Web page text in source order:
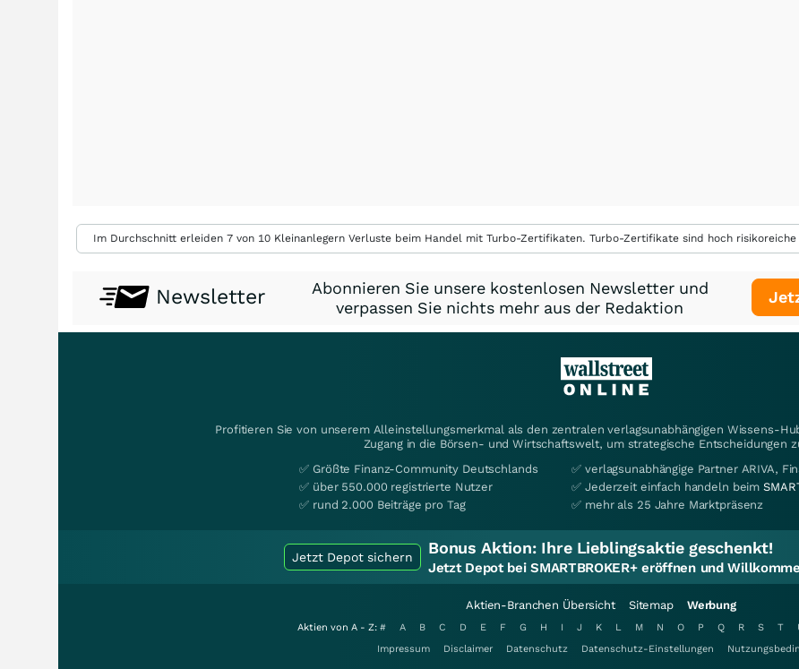
Im Durchschnitt erleiden 7 von 10 Kleinanlegern Verluste beim Handel mit Turbo-Zertifikaten. Turbo-Zertifikate sind hoch
Newsletter
Abonnieren Sie unsere kostenlosen Newsletter und
verpassen Sie nichts mehr aus der Redaktion
Profitieren Sie von unserem Alleinstellungsmerkmal als den zentralen verlagsunabhängigen Wissens-
Zugang in die Börsen- und Wirtschaftswelt, um strategische Entscheidungen
✅ Größte Finanz-Community Deutschlands
✅ über 550.000 registrierte Nutzer
✅ rund 2.000 Beiträge pro Tag
✅ verlagsunabhängige Partner ARIVA,
✅ Jederzeit einfach handeln beim
✅ mehr als 25 Jahre Marktpräsenz
Jetzt Depot sichern Bonus Aktion: Ihre Lieblingsaktie geschenkt!
Jetzt Depot bei SMARTBROKER+ eröffnen und
Aktien-Branchen Übersicht Sitemap Werbung
Aktien von A - Z: # A B C D E F G H I J K L M N O P Q R S T
Impressum
Disclaimer Datenschutz Datenschutz-Einstellungen